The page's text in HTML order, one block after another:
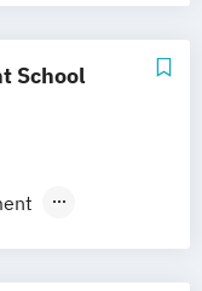
School